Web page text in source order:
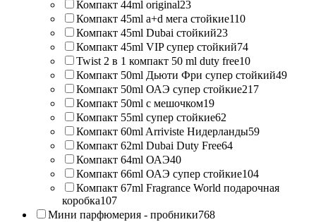
Компакт 44ml original23
Компакт 45ml a+d мега стойкие110
Компакт 45ml Dubai стойкий23
Компакт 45ml VIP супер стойкий74
Twist 2 в 1 компакт 50 ml duty free10
Компакт 50ml Дьюти Фри супер стойкий49
Компакт 50ml ОАЭ супер стойкие217
Компакт 50ml с мешочком19
Компакт 55ml супер стойкие62
Компакт 60ml Arriviste Нидерланды59
Компакт 62ml Dubai Duty Free64
Компакт 64ml ОАЭ40
Компакт 66ml ОАЭ супер стойкие104
Компакт 67ml Fragrance World подарочная
коробка107
Мини парфюмерия - пробники768